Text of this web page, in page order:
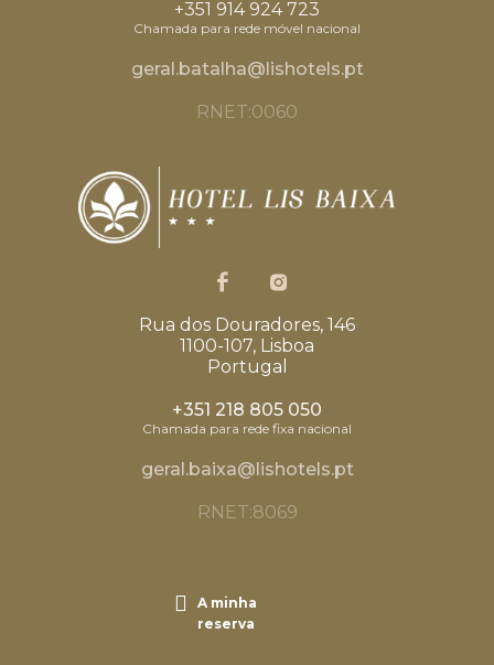
+351 914 924 723
Chamada para rede móvel nacional
geral.batalha@lishotels.pt
RNET:0060
Rua dos Douradores, 146
1100-107, Lisboa
Portugal
+351 218 805 050
Chamada para rede fixa nacional
geral.baixa@lishotels.pt
RNET:8069
A minha
reserva